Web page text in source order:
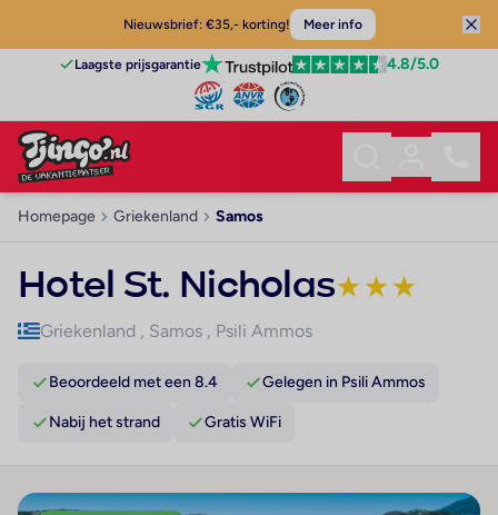
Nieuwsbrief: €35,- korting! Meer info
Laagste prijsgarantie 4.8/5.0
Homepage Griekenland Samos
Hotel St. Nicholas★★★
Griekenland , Samos , Psili Ammos
Beoordeeld met een 8.4 Gelegen in Psili Ammos
Nabij het strand Gratis WiFi